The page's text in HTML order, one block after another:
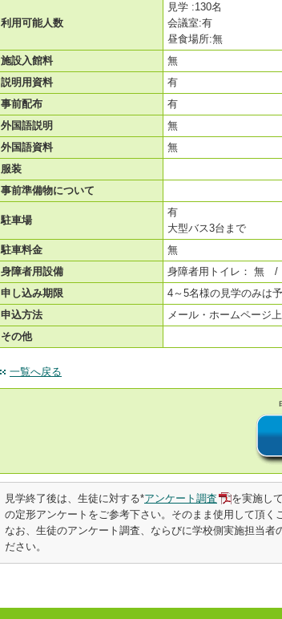
利用可能人数
見学 :130名
会議室:有
昼食場所:無
施設入館料
無
説明用資料
有
事前配布
有
外国語説明
無
外国語資料
無
服装
事前準備物について
駐車場
有
大型バス3台まで
駐車料金
無
身障者用設備
身障者用トイレ： 無
申し込み期限
4～5名様の見学のみは
申込方法
メール・ホームページ
その他
一覧へ戻る
見学終了後は、生徒に対する*アンケート調査 を実施し
の定形アンケートをご参考下さい。そのまま使用して頂く
なお、生徒のアンケート調査、ならびに学校側実施担当者
ださい。